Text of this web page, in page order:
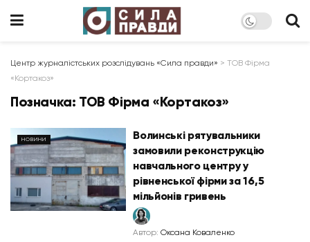
Центр журналістських розслідувань «Сила правди» > ТОВ Фірма
«Кортакоз»
Позначка: ТОВ Фірма «Кортакоз»
НОВИНИ
Волинські рятувальники
замовили реконструкцію
навчального центру у
рівненської фірми за 16,5
мільйонів гривень
Автор: Оксана Коваленко